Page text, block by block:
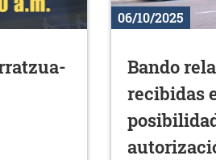
06/10/2025
Bando
recibidas